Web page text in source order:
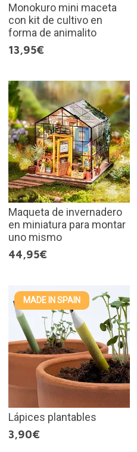
Monokuro mini maceta
con kit de cultivo en
forma de animalito
13,95€
Maqueta de invernadero
en miniatura para montar
uno mismo
44,95€
MADE IN SPAIN
Lápices plantables
3,90€